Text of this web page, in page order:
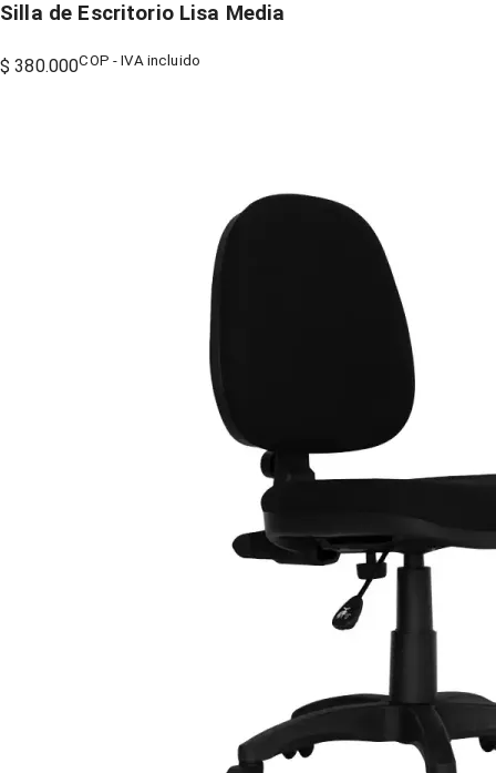
Silla de Escritorio Lisa Media
$ 380.000COP - IVA incluido